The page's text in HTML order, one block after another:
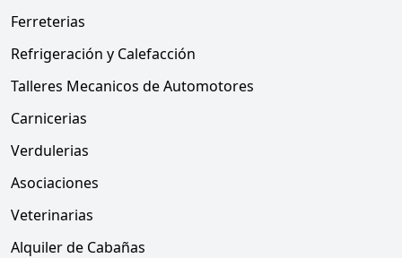
Ferreterias
Refrigeración y Calefacción
Talleres Mecanicos de Automotores
Carnicerias
Verdulerias
Asociaciones
Veterinarias
Alquiler de Cabañas